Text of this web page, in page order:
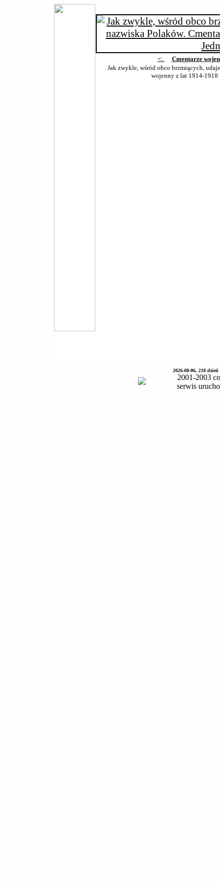
<:.
Cmentarze
Jak zwykle, wśród obco brzmiących,
wojenny z lat 1914-1918
2026-08-06, 218
2001-2003
serwis